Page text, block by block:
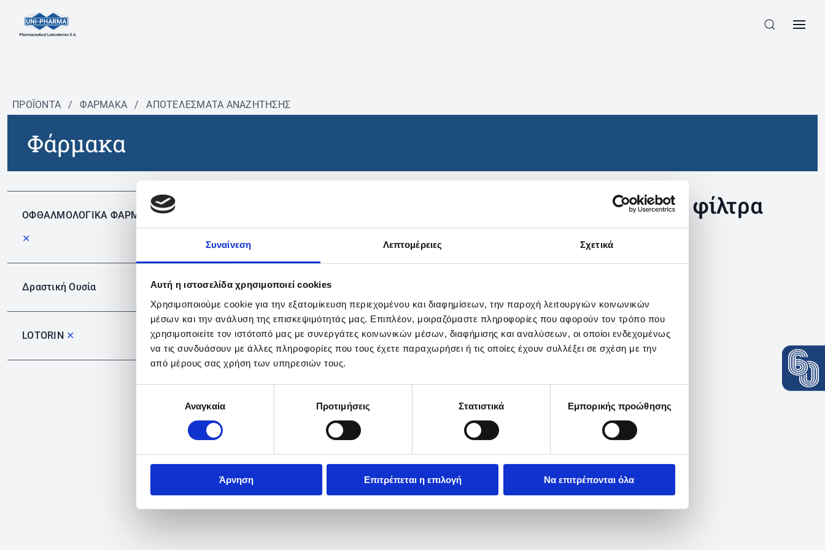
Συναίνεση Λεπτομέρειες Σχετικά
Αυτή η ιστοσελίδα χρησιμοποιεί cookies
Χρησιμοποιούμε cookie για την εξατομίκευση περιεχομένου και διαφημίσεων, την παροχή λειτουργιών κοινωνικών
μέσων και την ανάλυση της επισκεψιμότητάς μας. Επιπλέον, μοιραζόμαστε πληροφορίες που αφορούν τον τρόπο που
χρησιμοποιείτε τον ιστότοπό μας με συνεργάτες κοινωνικών μέσων, διαφήμισης και αναλύσεων, οι οποίοι ενδεχομένως
να τις συνδυάσουν με άλλες πληροφορίες που τους έχετε παραχωρήσει ή τις οποίες έχουν συλλέξει σε σχέση με την
από μέρους σας χρήση των υπηρεσιών τους.
συγκατάθεσηςΑναγκαία Προτιμήσεις Στατιστικά Εμπορικής προώθησης
Άρνηση Επιτρέπεται η επιλογή Να επιτρέπονται όλα
ΠΡΟΪΟΝΤΑ / ΦΆΡΜΑΚΑ / ΑΠΟΤΕΛΕΣΜΑΤΑ ΑΝΑΖΗΤΗΣΗΣ
Φάρμακα
ΟΦΘΑΛΜΟΛΟΓΙΚΑ ΦΑΡΜΑΚΑ
✕
Δραστική Ουσία
LOTORIN ✕
Δεν βρέθηκαν προϊόντα με τα συγκεκριμένα φίλτρα